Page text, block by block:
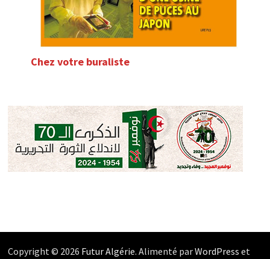
Chez votre buraliste
Copyright © 2026 Futur Algérie. Alimenté parWordPress et